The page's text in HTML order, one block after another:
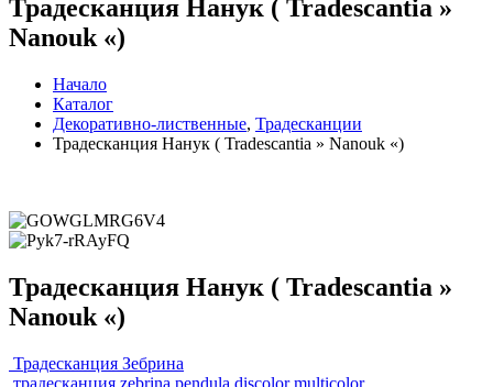
Традесканция Нанук ( Tradescantia »
Nanouk «)
Начало
Каталог
Декоративно-лиственные, Традесканции
Традесканция Нанук ( Tradescantia » Nanouk «)
Традесканция Нанук ( Tradescantia »
Nanouk «)
Традесканция Зебрина
традесканция zebrina pendula discolor multicolor